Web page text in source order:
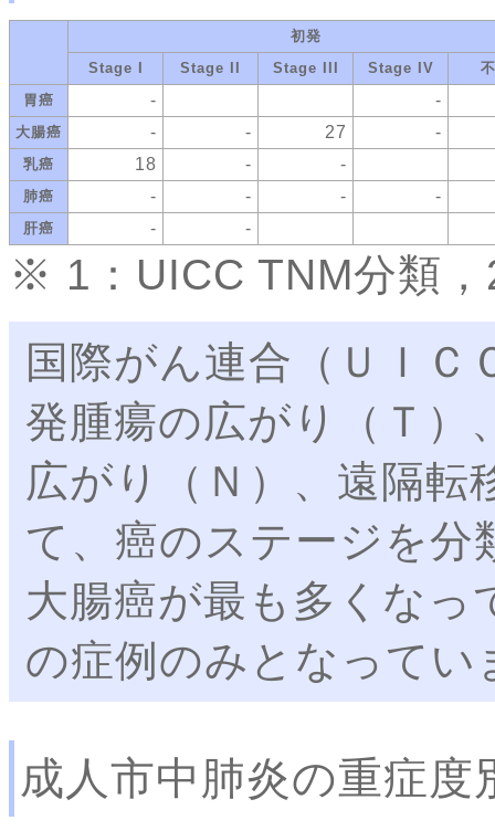
初発
Stage I
Stage II Stage III Stage IV
胃癌
- -
大腸癌 - - 27 -
乳癌 18 - -
肺癌 - - - -
肝癌 - -
※ 1：UICC TNM分類
国際がん連合（ＵＩ
発腫瘍の広がり（Ｔ）
広がり（Ｎ）、遠隔転
て、癌のステージを
大腸癌が最も多くな
の症例のみとなってい
成人市中肺炎の重症度